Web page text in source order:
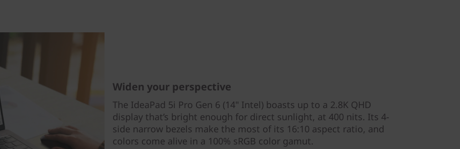
Widen your perspective
The IdeaPad 5i Pro Gen 6 (14" Intel) boasts up to a 2.8K QHD
display that’s bright enough for direct sunlight, at 400 nits. Its 4-
side narrow bezels make the most of its 16:10 aspect ratio, and
colors come alive in a 100% sRGB color gamut.